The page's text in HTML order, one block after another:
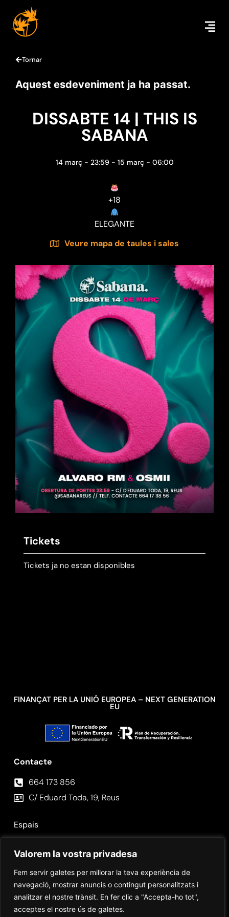
Valorem la vostra privadesa
Fem servir galetes per millorar la teva experiència de
navegació, mostrar anuncis o contingut personalitzats i
analitzar el nostre trànsit. En fer clic a "Accepta-ho tot",
acceptes el nostre ús de galetes.
Tornar
Aquest esdeveniment ja ha passat.
DISSABTE 14 | THIS IS
SABANA
14 març - 23:59 - 15 març - 06:00
+18
ELEGANTE
Veure mapa de taules i sales
Tickets
Tickets ja no estan disponibles
Espais
Contacte
664 173 856⁣
C/ Eduard Toda, 19, Reus
FINANÇAT PER LA UNIÓ EUROPEA – NEXT GENERATION
EU